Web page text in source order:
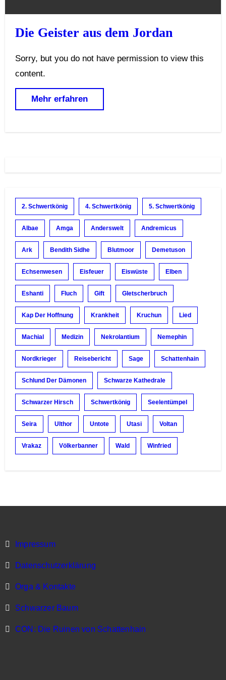
Die Geister aus dem Jordan
Sorry, but you do not have permission to view this
content.
Mehr erfahren
2. Schwertkönig 4. Schwertkönig 5. Schwertkönig
Albae Amga Anderswelt Andremicus
Ark Bendith Sidhe Blutmoor Demetuson
Echsenwesen Eisfeuer Eiswüste Elben
Eshanti Fluch Gift Gletscherbruch
Kap Der Hoffnung Krankheit Kruchun Lied
Machial Medizin Nekrolantium Nemephin
Nordkrieger Reisebericht Sage Schattenhain
Schlund Der Dämonen Schwarze Kathedrale
Schwarzer Hirsch Schwertkönig Seelentümpel
Seira Ulthor Untote Utasi Voltan
Vrakaz Völkerbanner Wald Winfried
Impressum
Datenschutzerklärung
Orga & Kontakte
Schwarzer Baum
CON: Die Ruinen von Schattenhain